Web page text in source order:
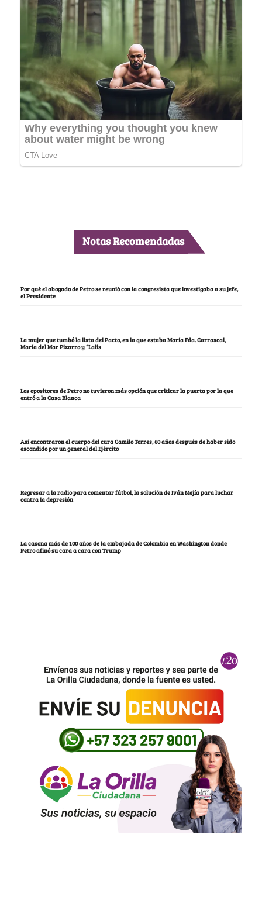
Notas Recomendadas
Por qué el abogado de Petro se reunió con la congresista que investigaba a su jefe,
el Presidente
La mujer que tumbó la lista del Pacto, en la que estaba María Fda. Carrascal,
María del Mar Pizarro y “Lalis
Los opositores de Petro no tuvieron más opción que criticar la puerta por la que
entró a la Casa Blanca
Así encontraron el cuerpo del cura Camilo Torres, 60 años después de haber sido
escondido por un general del Ejército
Regresar a la radio para comentar fútbol, la solución de Iván Mejía para luchar
contra la depresión
La casona más de 100 años de la embajada de Colombia en Washington donde
Petro afinó su cara a cara con Trump